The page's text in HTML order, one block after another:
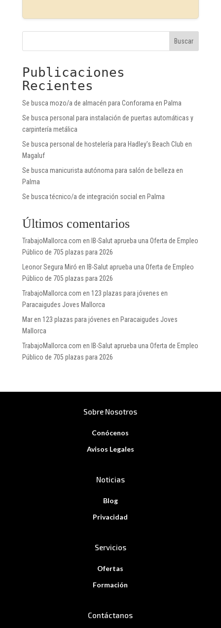
Buscar
Publicaciones
Recientes
Se busca mozo/a de almacén para Conforama en Palma
Se busca personal para instalación de puertas automáticas y
carpintería metálica
Se busca personal de hostelería para Hadley’s Beach Club en
Magaluf
Se busca manicurista autónoma para salón de belleza en
Palma
Se busca técnico/a de integración social en Palma
Últimos comentarios
TrabajoMallorca.com en IB-Salut aprueba una Oferta de Empleo
Público de 705 plazas para 2026
Leonor Segura Miró en IB-Salut aprueba una Oferta de Empleo
Público de 705 plazas para 2026
TrabajoMallorca.com en 123 plazas para jóvenes en
Paracaigudes Joves Mallorca
Maren 123 plazas para jóvenes en Paracaigudes Joves
Mallorca
TrabajoMallorca.com en IB-Salut aprueba una Oferta de Empleo
Público de 705 plazas para 2026
Sobre Nosotros
Conócenos
Avisos Legales
Noticias
Blog
Privacidad
Servicios
Ofertas
Formación
Contáctanos